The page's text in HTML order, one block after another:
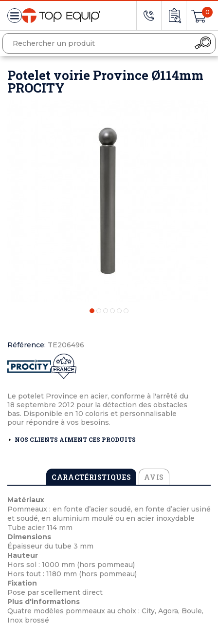
0
Potelet voirie Province Ø114mm
PROCITY
Référence: TE206496
Le potelet Province en acier, conforme à l'arrêté du
18 septembre 2012 pour la détection des obstacles
bas. Disponible en 10 coloris et personnalisable
pour répondre à vos besoins.
NOS CLIENTS AIMENT CES PRODUITS
CARACTÉRISTIQUES AVIS
Matériaux
Pommeaux : en fonte d’acier soudé, en fonte d’acier usiné
et soudé, en aluminium moulé ou en acier inoxydable
Tube acier 114 mm
Dimensions
Épaisseur du tube 3 mm
Hauteur
Hors sol : 1000 mm (hors pommeau)
Hors tout : 1180 mm (hors pommeau)
Fixation
Pose par scellement direct
Plus d'informations
Quatre modèles pommeaux au choix : City, Agora, Boule,
Inox brossé